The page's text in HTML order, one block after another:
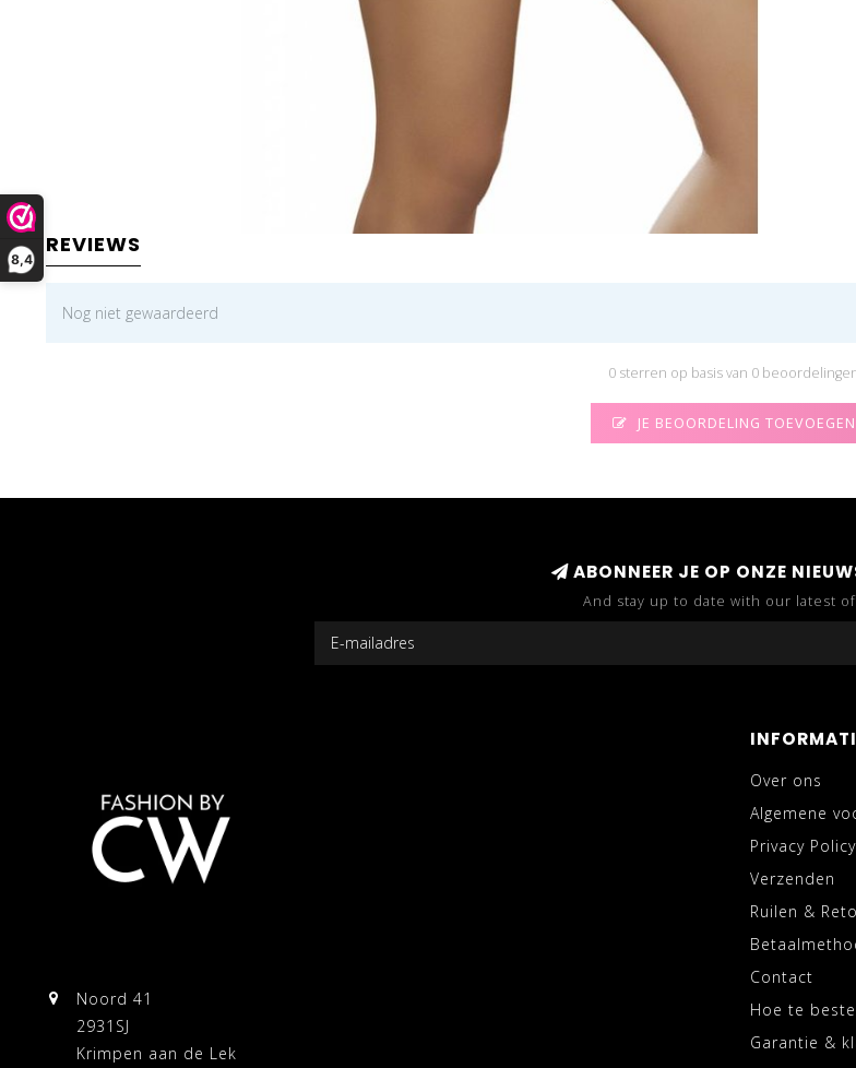
8,4
REVIEWS
Nog niet gewaardeerd
0 sterren op basis van 0
JE BEOORDELING TOEVOEGEN
ABONNEER JE OP ONZE
And stay up to date with our latest
Noord 41
2931SJ
Krimpen aan de Lek
Over ons
Algemene
Privacy Policy
Verzenden
Ruilen &
Contact
Hoe te
Garantie &